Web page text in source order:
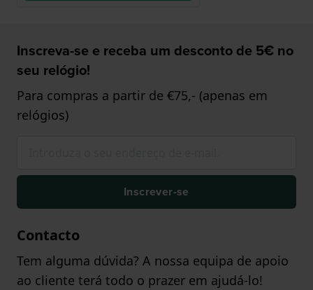
Inscreva-se e receba um desconto de 5€ no
seu relógio!
Para compras a partir de €75,- (apenas em
relógios)
Inscrever-se
Contacto
Tem alguma dúvida? A nossa equipa de apoio
ao cliente terá todo o prazer em ajudá-lo!